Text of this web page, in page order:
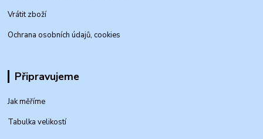
Vrátit zboží
Ochrana osobních údajů, cookies
Připravujeme
Jak měříme
Tabulka velikostí